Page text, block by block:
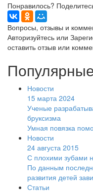
Понравилось?
Вопросы, отзывы и
Авторизуйтесь или
оставить отзыв или
Новости
15 марта 2024
Ученые
бруксизма
Умная повязка
Новости
24 августа 2015
С плохими зубами
По данным
развития детей
Статьи